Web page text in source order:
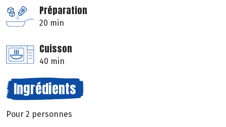
Préparation
20 min
Cuisson
40 min
Ingrédients
Pour 2 personnes